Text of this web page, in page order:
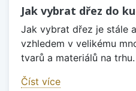
Jak vybrat dřez do
Jak vybrat dřez je stále
vzhledem v velikému
tvarů a materiálů na trhu.
Číst více